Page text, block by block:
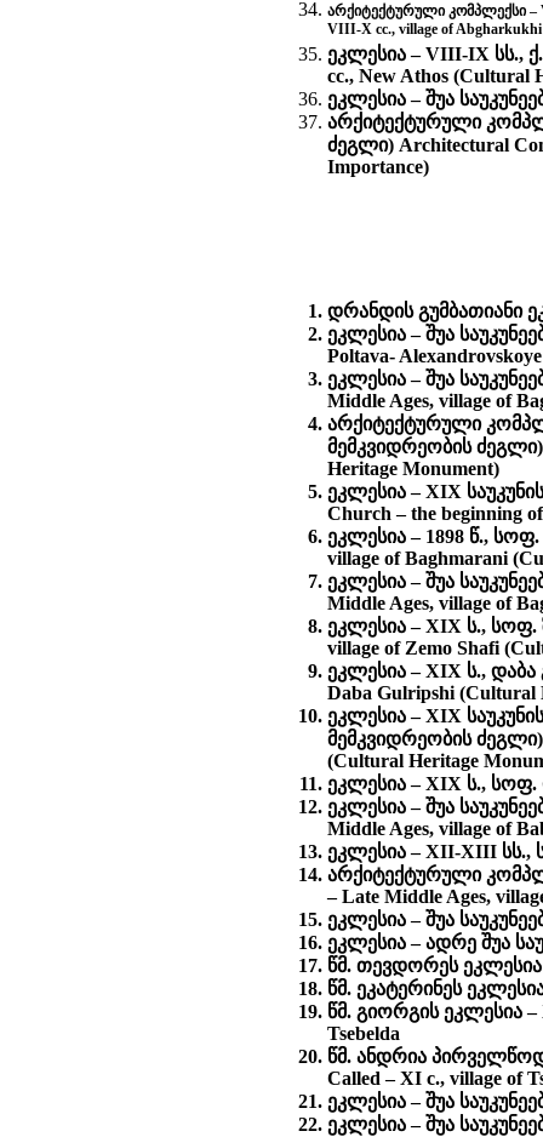
არქიტექტურული კომპლექსი –
VIII-X cc., village of
ეკლესია – VIII-IX სს.,
cc., New Athos (Cultural
ეკლესია – შუა
არქიტექტურული
ძეგლი) Architectural
Importance)
დრანდის გუმბათიანი
ეკლესია – შუა
Poltava- Alexandrovskoye
ეკლესია – შუა
Middle Ages, village of
არქიტექტურული
მემკვიდრეობის ძეგლი)
Heritage Monument)
ეკლესია – XIX
Church – the beginning
ეკლესია – 1898 წ.,
village of Baghmarani
ეკლესია – შუა
Middle Ages, village of
ეკლესია – XIX ს.,
village of Zemo Shafi
ეკლესია – XIX ს.,
Daba Gulripshi (Cultural
ეკლესია – XIX
მემკვიდრეობის ძეგლი)
(Cultural Heritage
ეკლესია – XIX ს., სოფ.
ეკლესია – შუა
Middle Ages, village of
ეკლესია – XII-XIII სს.,
არქიტექტურული
– Late Middle Ages,
ეკლესია – შუა
ეკლესია – ადრე შუა
წმ. თევდორეს ეკლესია
წმ. ეკატერინეს
წმ. გიორგის ეკლესია
Tsebelda
წმ. ანდრია
Called – XI c., village of
ეკლესია – შუა
ეკლესია – შუა